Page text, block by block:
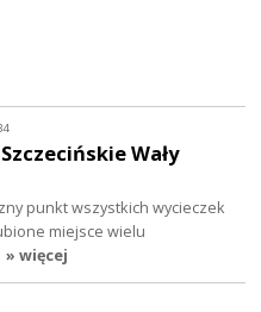
Szczecińskie Wały
punkt wszystkich wycieczek
miejsce wielu
» więcej